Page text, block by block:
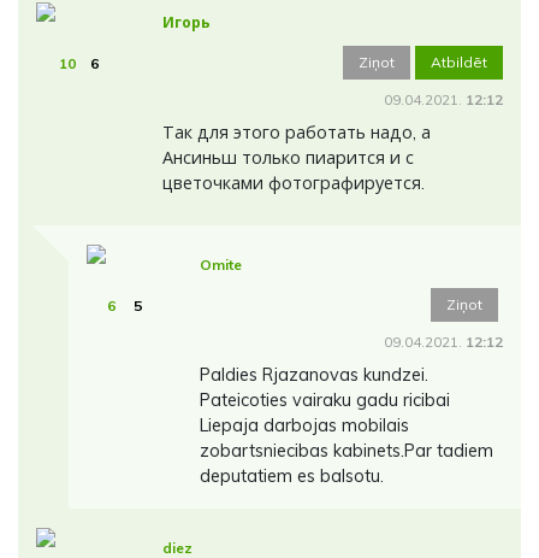
10 6
Игорь
Ziņot Atbildēt
09.04.2021. 12:12
Так для этого работать надо, а
Ансиньш только пиарится и с
цветочками фотографируется.
6 5
Omite
Ziņot
09.04.2021. 12:12
Paldies Rjazanovas kundzei.
Pateicoties vairaku gadu ricibai
Liepaja darbojas mobilais
zobartsniecibas kabinets.Par tadiem
deputatiem es balsotu.
diez